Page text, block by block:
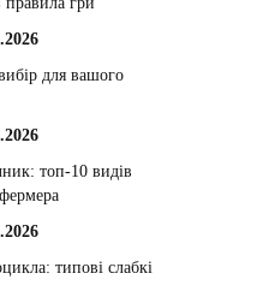
для вашого
топ-10 видів
типові слабкі